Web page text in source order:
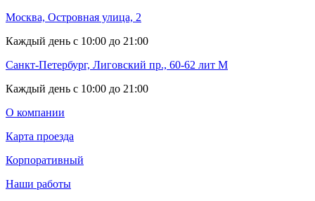
Москва, Островная улица, 2
Каждый день с 10:00 до 21:00
Санкт-Петербург, Лиговский пр., 60-62 лит М
Каждый день с 10:00 до 21:00
О компании
Карта проезда
Корпоративный
Наши работы